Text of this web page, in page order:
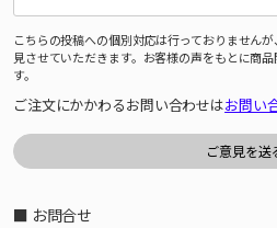
こちらの投稿への個別対応は行っておりません
見させていただきます。お客様の声をもとに商
す。
ご注文にかかわるお問い合わせはお問い
■ お問合せ